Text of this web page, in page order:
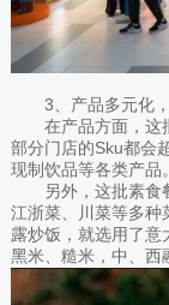
3、产品多元化
在产品方面，这
部分门店的Sku都会
现制饮品等各类产品。
另外，这批素食
江浙菜、川菜等多种
露炒饭，就选用了意
黑米、糙米，中、西